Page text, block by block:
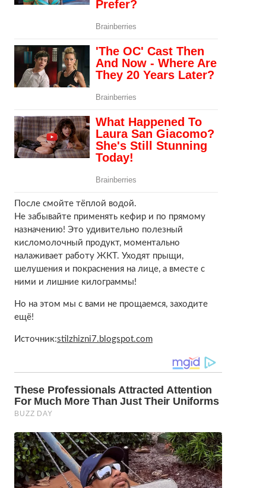
После смойте тёплой водой.
Не забывайте применять кефир и по прямому
назначению! Это удивительно полезный
кисломолочный продукт, моментально
налаживает работу ЖКТ. Уходят прыщи,
шелушения и покраснения на лице, а вместе с
ними и лишние килограммы!
Но на этом мы с вами не прощаемся, заходите
ещё!
Источник:stilzhizni7.blogspot.com